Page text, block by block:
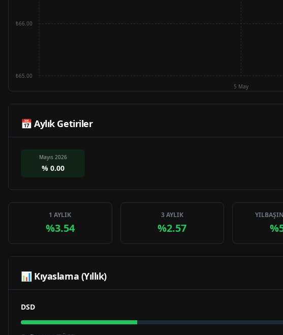
5 May
₺65.00
₺66.00
📅 Aylık Getiriler
Mayıs 2026
% 0.00
1 AYLIK
%3.54
3 AYLIK
%2.57
📊 Kıyaslama (Yıllık)
DSD